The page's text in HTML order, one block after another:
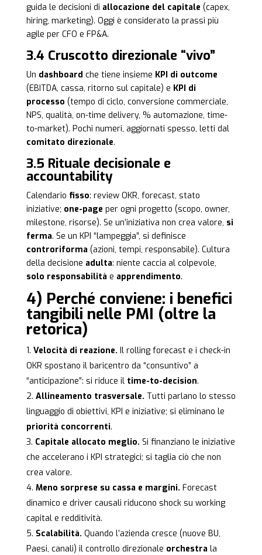
guida le decisioni di allocazione del capitale (capex,
hiring, marketing). Oggi è considerato la prassi più
agile per CFO e FP&A.
3.4 Cruscotto direzionale “vivo”
Un dashboard che tiene insieme KPI di outcome
(EBITDA, cassa, ritorno sul capitale) e KPI di
processo (tempo di ciclo, conversione commerciale,
NPS, qualità, on-time delivery, % automazione, time-
to-market). Pochi numeri, aggiornati spesso, letti dal
comitato direzionale.
3.5 Rituale decisionale e
accountability
Calendario fisso: review OKR, forecast, stato
iniziative; one-page per ogni progetto (scopo, owner,
milestone, risorse). Se un’iniziativa non crea valore, si
ferma. Se un KPI “lampeggia”, si definisce
controriforma (azioni, tempi, responsabile). Cultura
della decisione adulta: niente caccia al colpevole,
solo responsabilità e apprendimento.
4) Perché conviene: i benefici
tangibili nelle PMI (oltre la
retorica)
Velocità di reazione. Il rolling forecast e i check-in
OKR spostano il baricentro da “consuntivo” a
“anticipazione”: si riduce il time-to-decision.
Allineamento trasversale. Tutti parlano lo stesso
linguaggio di obiettivi, KPI e iniziative; si eliminano le
priorità concorrenti.
Capitale allocato meglio. Si finanziano le iniziative
che accelerano i KPI strategici; si taglia ciò che non
crea valore.
Meno sorprese su cassa e margini. Forecast
dinamico e driver causali riducono shock su working
capital e redditività.
Scalabilità. Quando l’azienda cresce (nuove BU,
Paesi, canali) il controllo direzionale orchestra la